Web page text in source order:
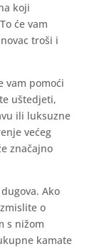
koji
će vam
troši i
vam pomoći
uštedjeti,
ili luksuzne
većeg
značajno
Ako
o
s nižom
kamate